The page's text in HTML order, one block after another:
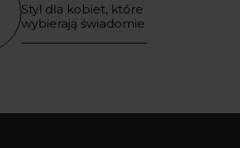
Styl dla kobiet, które
wybierają świadomie